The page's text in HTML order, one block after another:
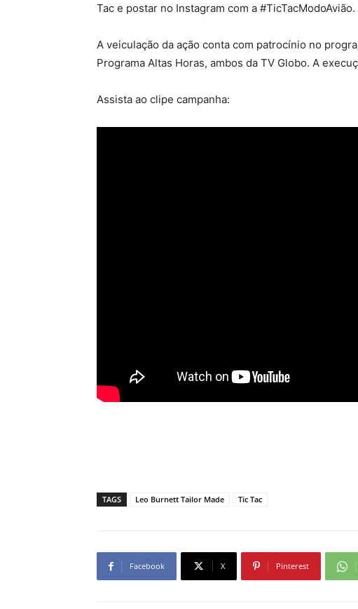
Tac e postar no Instagram com a #TicTacModoAvião.
A veiculação da ação conta com patrocínio no
Programa Altas Horas, ambos da TV Globo. A
Assista ao clipe campanha:
TAGS Leo Burnett Tailor Made Tic Tac
Facebook X Pinterest